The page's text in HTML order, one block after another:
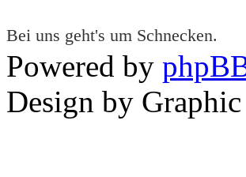
Bei uns geht's um Schnecken.
Powered by
Design by